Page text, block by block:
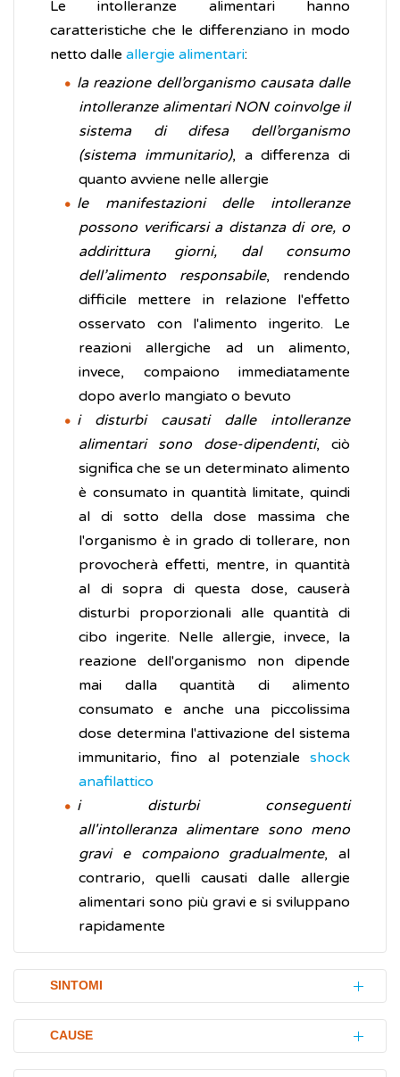
Le intolleranze alimentari hanno
caratteristiche che le differenziano in modo
netto dalle allergie alimentari:
la reazione dell’organismo causata dalle
intolleranze alimentari NON coinvolge il
sistema di difesa dell’organismo
(sistema immunitario), a differenza di
quanto avviene nelle allergie
le manifestazioni delle intolleranze
possono verificarsi a distanza di ore, o
addirittura giorni, dal consumo
dell’alimento responsabile, rendendo
difficile mettere in relazione l'effetto
osservato con l'alimento ingerito. Le
reazioni allergiche ad un alimento,
invece, compaiono immediatamente
dopo averlo mangiato o bevuto
i disturbi causati dalle intolleranze
alimentari sono dose-dipendenti, ciò
significa che se un determinato alimento
è consumato in quantità limitate, quindi
al di sotto della dose massima che
l'organismo è in grado di tollerare, non
provocherà effetti, mentre, in quantità
al di sopra di questa dose, causerà
disturbi proporzionali alle quantità di
cibo ingerite. Nelle allergie, invece, la
reazione dell'organismo non dipende
mai dalla quantità di alimento
consumato e anche una piccolissima
dose determina l'attivazione del sistema
immunitario, fino al potenziale shock
anafilattico
i disturbi conseguenti
all'intolleranza alimentare sono meno
gravi e compaiono gradualmente, al
contrario, quelli causati dalle allergie
alimentari sono più gravi e si sviluppano
rapidamente
SINTOMI
Le intolleranze alimentari si manifestano con
segni e disturbi (sintomi) prevalentemente a
CAUSE